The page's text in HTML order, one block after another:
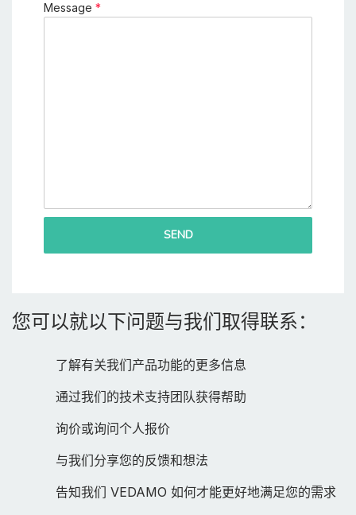
Message *
SEND
您可以就以下问题与我们取得联系：
了解有关我们产品功能的更多信息
通过我们的技术支持团队获得帮助
询价或询问个人报价
与我们分享您的反馈和想法
告知我们 VEDAMO 如何才能更好地满足您的需求